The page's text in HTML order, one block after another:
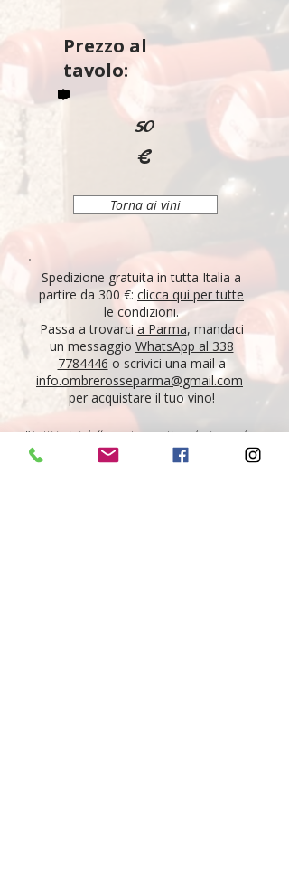
Prezzo al
tavolo:
50
€
Torna ai vini
Spedizione gratuita in tutta Italia a
partire da 300 €: clicca qui per tutte
le condizioni.
Passa a trovarcia Parma, mandaci
un messaggio WhatsApp al 338
7784446 o scrivici una mail a
info.ombrerosseparma@gmail.com
per acquistare il tuo vino!
"Tutti i vini della nostra cantina derivano da un
lungo percorso di ricerca, iniziato nel 1995 con